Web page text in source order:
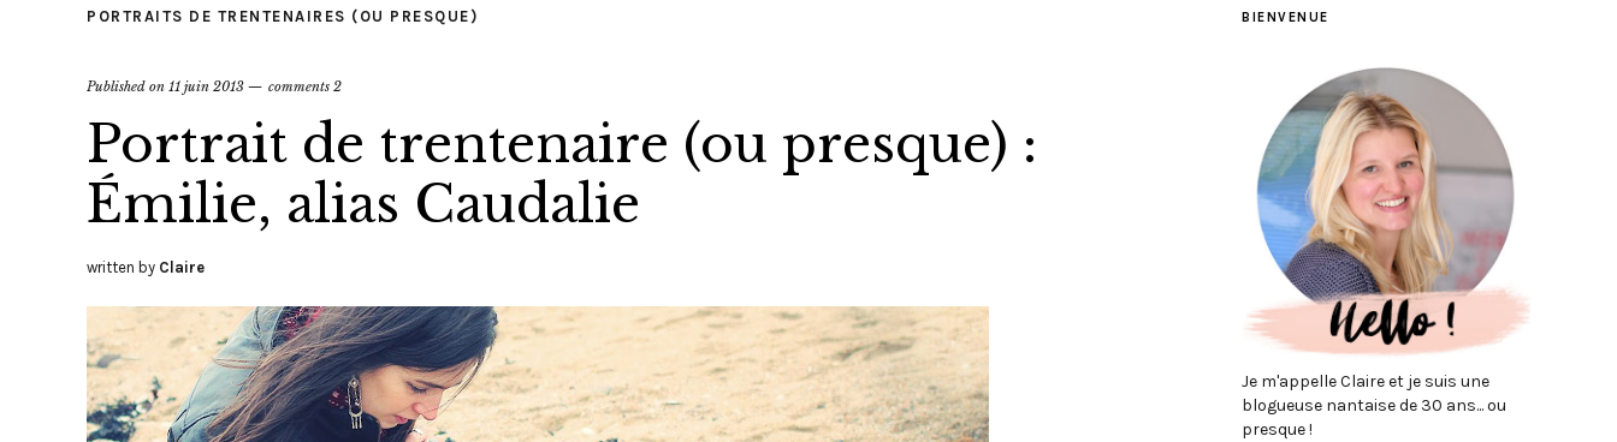
PORTRAITS DE TRENTENAIRES (OU PRESQUE)
Published on 11 juin 2013 comments 2
Portrait de trentenaire (ou presque) :
Émilie, alias Caudalie
written by Claire
BIENVENUE
Je m'appelle Claire et je suis une
blogueuse nantaise de 30 ans... ou
presque !